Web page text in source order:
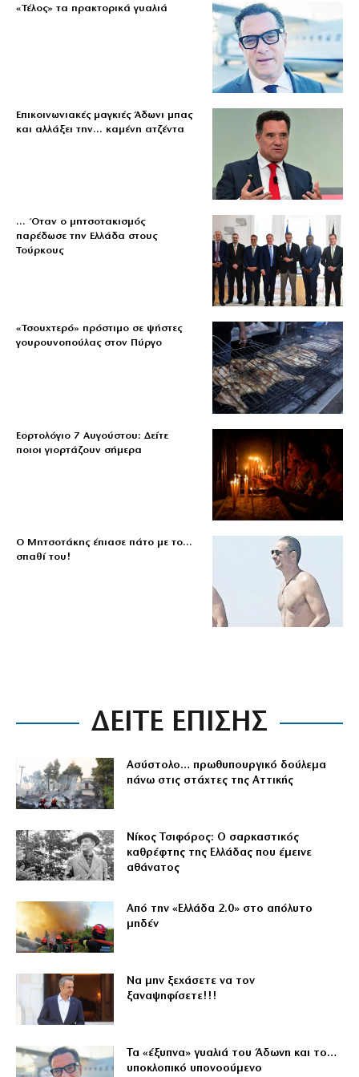
«Τέλος» τα πρακτορικά γυαλιά
Επικοινωνιακές μαγκιές Άδωνι μπας
και αλλάξει την… καμένη ατζέντα
… Όταν ο μητσοτακισμός
παρέδωσε την Ελλάδα στους
Τούρκους
«Τσουχτερό» πρόστιμο σε ψήστες
γουρουνοπούλας στον Πύργο
Εορτολόγιο 7 Αυγούστου: Δείτε
ποιοι γιορτάζουν σήμερα
Ο Μητσοτάκης έπιασε πάτο με το…
σπαθί του!
ΔΕΙΤΕ ΕΠΙΣΗΣ
Ασύστολο… πρωθυπουργικό δούλεμα
πάνω στις στάχτες της Αττικής
Νίκος Τσιφόρος: Ο σαρκαστικός
καθρέφτης της Ελλάδας που έμεινε
αθάνατος
Από την «Ελλάδα 2.0» στο απόλυτο
μηδέν
Να μην ξεχάσετε να τον
ξαναψηφίσετε!!!
Τα «έξυπνα» γυαλιά του Άδωνη και το…
υποκλοπικό υπονοούμενο